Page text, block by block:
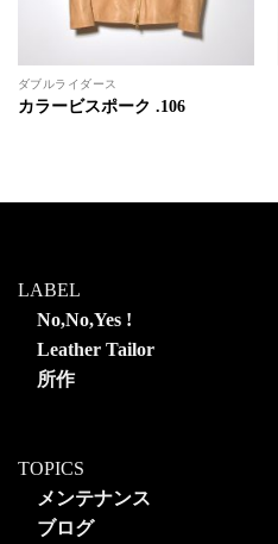
ダブルライダース
カラービスポーク .106
LABEL
No,No,Yes !
Leather Tailor
所作
TOPICS
メンテナンス
ブログ